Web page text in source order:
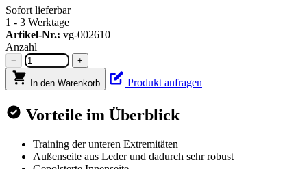
Sofort lieferbar
1 - 3 Werktage
Artikel-Nr.: vg-002610
Anzahl
− +
In den Warenkorb Produkt anfragen
Vorteile im Überblick
Training der unteren Extremitäten
Außenseite aus Leder und dadurch sehr robust